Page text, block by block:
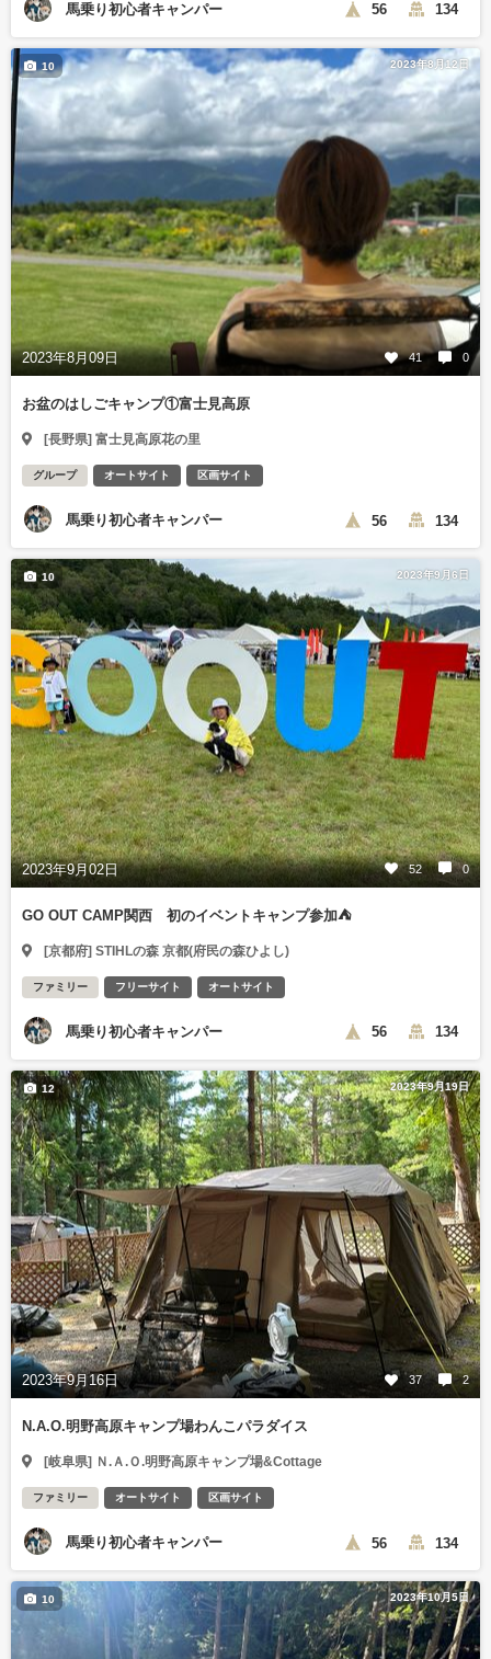
馬乗り初心者キャンパー 56 134
2023年8月12日
2023年8月09日 41 0
10
お盆のはしごキャンプ①富士見高原
[長野県] 富士見高原花の里
グループ オートサイト 区画サイト
馬乗り初心者キャンパー 56 134
2023年9月6日
2023年9月02日 52 0
10
GO OUT CAMP関西 初のイベントキャンプ参加⛺️
[京都府] STIHLの森 京都(府民の森ひよし)
ファミリー フリーサイト オートサイト
馬乗り初心者キャンパー 56 134
2023年9月19日
2023年9月16日 37 2
12
N.A.O.明野高原キャンプ場わんこパラダイス
[岐阜県] Ｎ.Ａ.Ｏ.明野高原キャンプ場&Cottage
ファミリー オートサイト 区画サイト
馬乗り初心者キャンパー 56 134
2023年10月5日
10